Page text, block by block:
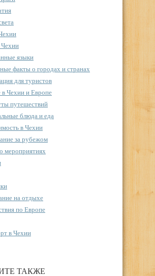
языки
факты о городах и странах
для туристов
в Чехии и Европе
путешествий
блюда и еда
в Чехии
за рубежом
мероприятиях
на отдыхе
по Европе
в Чехии
ТАКЖЕ